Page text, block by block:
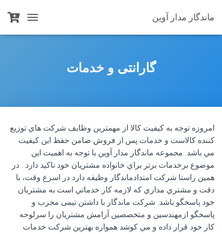
ماندگار مدار آوین
O
A
T
O
N
گارانتی و خدمات
امروزه توجه به كيفيت كالا از مهمترين وظايف شركت هاي توزيع
كننده كالاست و خدمات پس از فروش ضامن حفظ اين كيفيت
مي باشد. مجموعه ماندگار مدار آوین با توجه به اهميت اين
موضوع برخدمات برتر براي خانواده مشتريان خود تاكيد دارد . در
همين راستا شركت امتدادماندگار وظيفه دارد در اسرع وقت، با
دقت و مشتري مداري كه لازمه كار خدماتي است به مشتريان
خود پاسخگو باشد. شركت ماندگار با داشتن تیمی مجرب و
پاسخگو ازمهندسين و متخصصين آرامش مشتريان را سرلوحه
كار خود قرار داده و مي كوشد همواره بهترين شركت خدمات